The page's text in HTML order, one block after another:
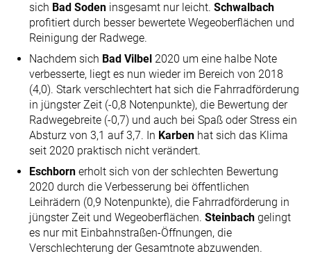
sich Bad Sodeninsgesamt nur leicht. Schwalbach
profitiert durch besser bewertete Wegeoberflächen und
Reinigung der Radwege.
Nachdem sich Bad Vilbel 2020 um eine halbe Note
verbesserte, liegt es nun wieder im Bereich von 2018
(4,0). Stark verschlechtert hat sich die Fahrradförderung
in jüngster Zeit (-0,8 Notenpunkte), die Bewertung der
Radwegebreite (-0,7) und auch bei Spaß oder Stress ein
Absturz von 3,1 auf 3,7. In Karbenhat sich das Klima
seit 2020 praktisch nicht verändert.
Eschborn erholt sich von der schlechten Bewertung
2020 durch die Verbesserung bei öffentlichen
Leihrädern (0,9 Notenpunkte), die Fahrradförderung in
jüngster Zeit und Wegeoberflächen. Steinbachgelingt
es nur mit Einbahnstraßen-Öffnungen, die
Verschlechterung der Gesamtnote abzuwenden.